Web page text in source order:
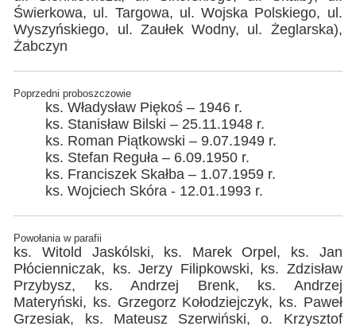
Świerkowa, ul. Targowa, ul. Wojska Polskiego, ul.
Wyszyńskiego, ul. Zaułek Wodny, ul. Żeglarska),
Żabczyn
Poprzedni proboszczowie
ks. Władysław Piękoś – 1946 r.
ks. Stanisław Bilski – 25.11.1948 r.
ks. Roman Piątkowski – 9.07.1949 r.
ks. Stefan Reguła – 6.09.1950 r.
ks. Franciszek Skałba – 1.07.1959 r.
ks. Wojciech Skóra - 12.01.1993 r.
Powołania w parafii
ks. Witold Jaskólski, ks. Marek Orpel, ks. Jan
Płócienniczak, ks. Jerzy Filipkowski, ks. Zdzisław
Przybysz, ks. Andrzej Brenk, ks. Andrzej
Materyński, ks. Grzegorz Kołodziejczyk, ks. Paweł
Grzesiak, ks. Mateusz Szerwiński, o. Krzysztof